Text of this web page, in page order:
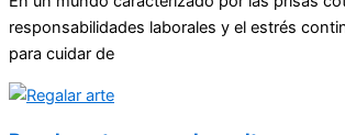
responsabilidades laborales y el estrés
para cuidar de